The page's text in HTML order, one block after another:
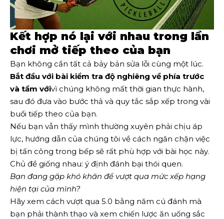
Kết hợp nó lại với nhau trong lần
chơi mở tiếp theo của bạn
Bạn không cần tất cả bảy bản sửa lỗi cùng một lúc.
Bắt đầu với bài kiểm tra độ nghiêng về phía trước
và tầm vớivì chúng không mất thời gian thực hành,
sau đó đưa vào bước thả và quy tắc sắp xếp trong vài
buổi tiếp theo của bạn.
Nếu bạn vẫn thấy mình thường xuyên phải chịu áp
lực, hướng dẫn của chúng tôi về cách ngăn chặn việc
bị tấn công trong bếp sẽ rất phù hợp với bài học này.
Chủ đề giống nhau: ý định đánh bại thói quen.
Bạn đang gặp khó khăn để vượt qua mức xếp hạng
hiện tại của mình?
Hãy xem cách vượt qua 5.0 bằng năm cú đánh mà
bạn phải thành thạo và xem chiến lược ăn uống sắc